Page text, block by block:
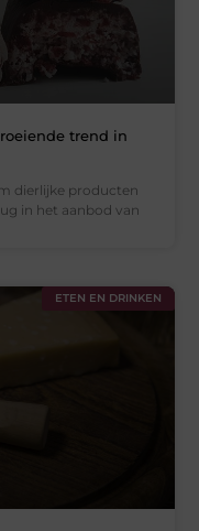
trend in
dierlijke producten
in het aanbod van
ETEN EN DRINKEN